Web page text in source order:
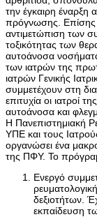
την έγκαιρη έναρξη
πρόγνωσης. Επίσης
αντιμετώπιση των
τοξικότητας των
αυτοάνοσα
των ιατρών της
ιατρών Γενικής
συμμετέχουν στη
επιτυχία οι ιατροί
αυτοάνοσα και
Η Πανεπιστημιακή
ΥΠΕ και τους
οργανώσει ένα
της ΠΦΥ. Το
Ενεργό
δεξιοτήτων.
εκπαίδευση